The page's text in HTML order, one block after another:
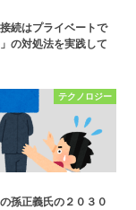
続はプライベートで
の対処法を実践して
テクノロジー
孫正義氏の２０３０